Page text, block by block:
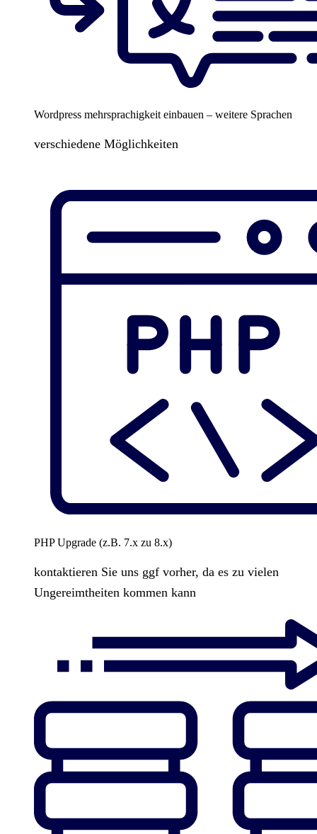
Wordpress mehrsprachigkeit einbauen – weitere Sprachen
verschiedene Möglichkeiten
PHP Upgrade (z.B. 7.x zu 8.x)
kontaktieren Sie uns ggf vorher, da es zu vielen
Ungereimtheiten kommen kann